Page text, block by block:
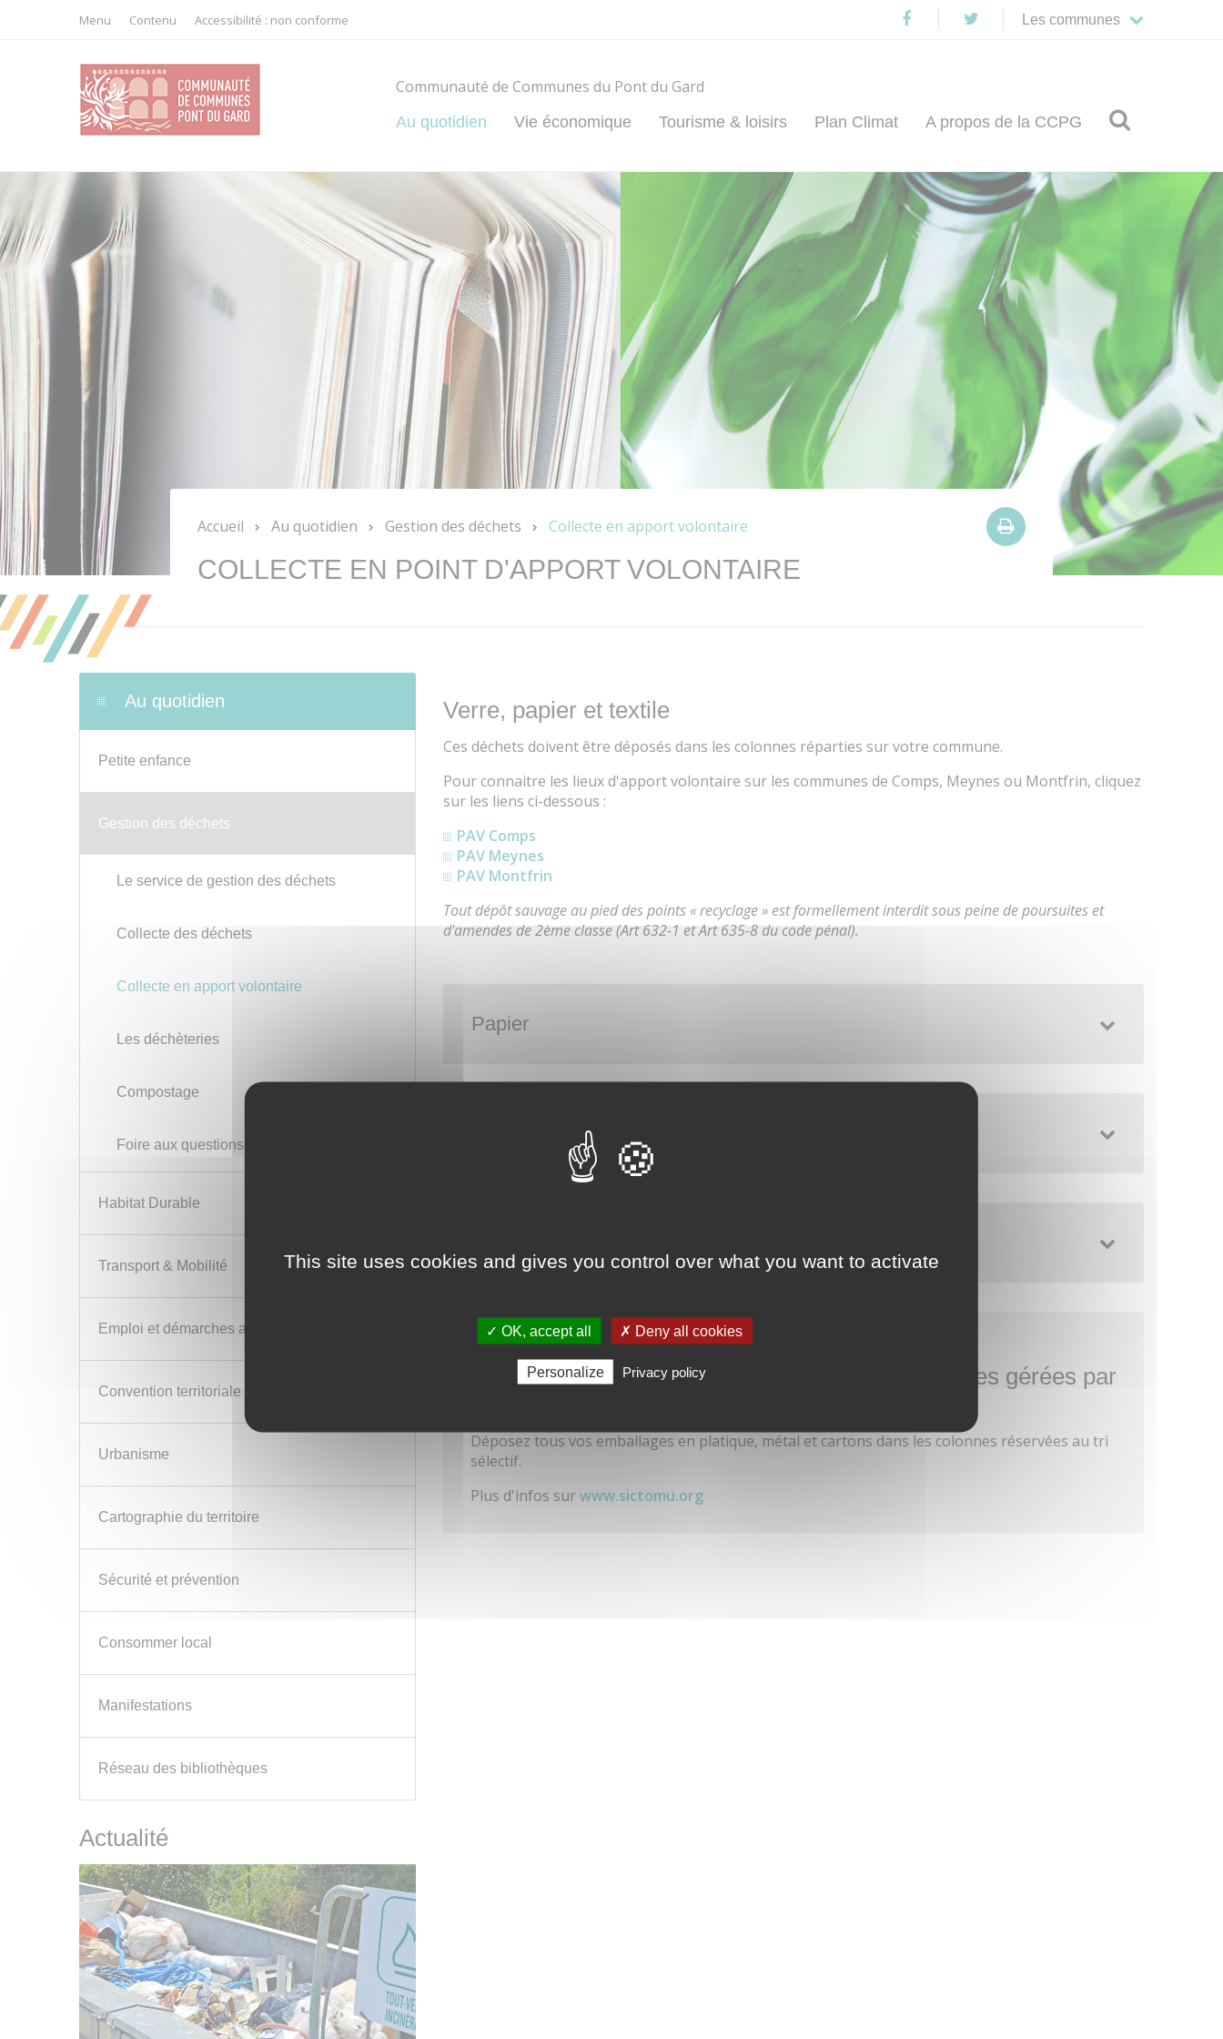
Menu Contenu Accessibilité : non conforme
Twitter Les communes
Communauté de Communes du Pont du Gard
Au quotidien Vie économique Tourisme & loisirs Plan Climat A propos de la CCPG 
Accueil Au quotidien Gestion des déchets Collecte en apport volontaire 
COLLECTE EN POINT D'APPORT VOLONTAIRE
Au quotidien
Petite enfance
Gestion des déchets
Le service de gestion des déchets
Collecte des déchets
Collecte en apport volontaire
Les déchèteries
Compostage
Foire aux questions
Habitat Durable
Transport & Mobilité
Emploi et démarches administratives
Convention territoriale Globale
Urbanisme
Cartographie du territoire
Sécurité et prévention
Consommer local
Manifestations
Réseau des bibliothèques
Actualité
Verre, papier et textile
Ces déchets doivent être déposés dans les colonnes réparties sur votre commune.
Pour connaitre les lieux d'apport volontaire sur les communes de Comps, Meynes ou Montfrin, cliquez
sur les liens ci-dessous :
PAV Comps
PAV Meynes
PAV Montfrin
Tout dépôt sauvage au pied des points « recyclage » est formellement interdit sous peine de poursuites et
d'amendes de 2ème classe (Art 632-1 et Art 635-8 du code pénal).
Papier
TRI SELECTIF - Pour les habitants des communes gérées par
Déposez tous vos emballages en platique, métal et cartons dans les colonnes réservées au tri
sélectif.
Plus d'infos surwww.sictomu.org
This site uses cookies and gives you control over what you want to activate
✓ OK, accept all ✗ Deny all cookies
Personalize Privacy policy